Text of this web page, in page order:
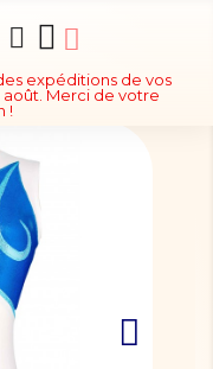
expéditions de vos
Merci de votre
!